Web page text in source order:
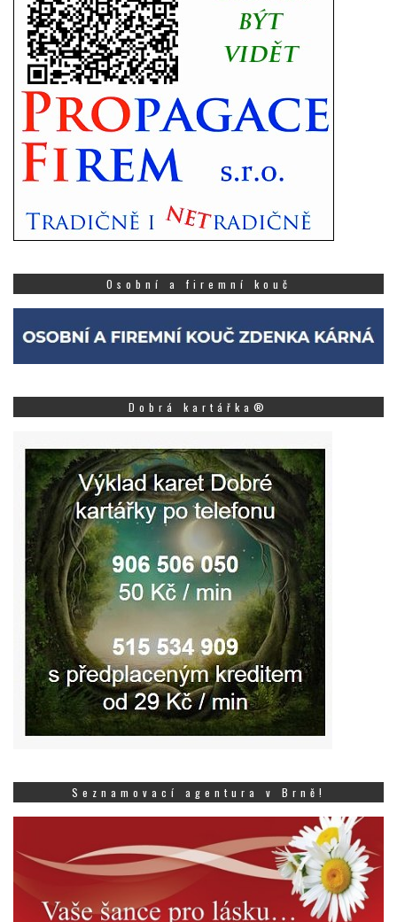
Osobní a firemní kouč
Dobrá kartářka®
Seznamovací agentura v Brně!